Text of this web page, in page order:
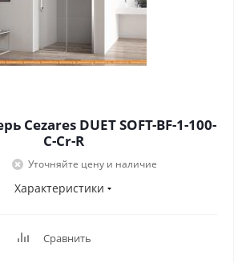
Cezares DUET SOFT-BF-1-100-
C-Cr-R
Уточняйте цену и наличие
Характеристики
Сравнить